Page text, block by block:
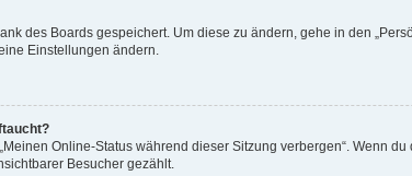
des Boards gespeichert. Um diese zu ändern, gehe in den
Einstellungen ändern.
Online-Status während dieser Sitzung verbergen“. Wenn
Besucher gezählt.